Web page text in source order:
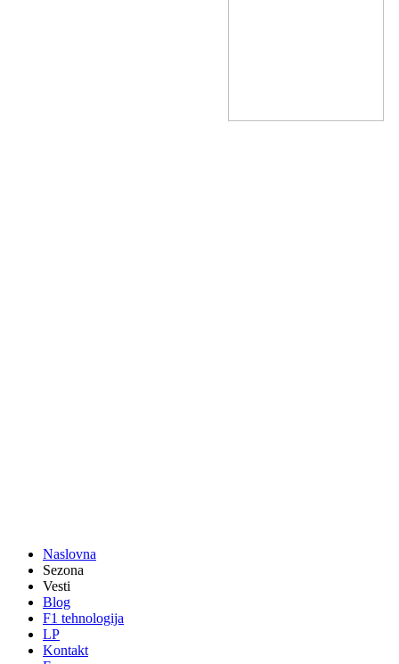
Naslovna
Sezona
Vesti
Blog
F1 tehnologija
LP
Kontakt